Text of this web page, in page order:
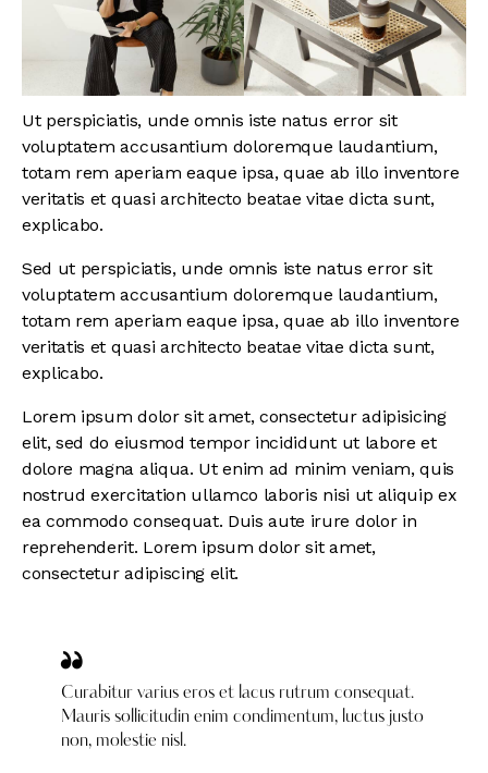
Ut perspiciatis, unde omnis iste natus error sit
voluptatem accusantium doloremque laudantium,
totam rem aperiam eaque ipsa, quae ab illo inventore
veritatis et quasi architecto beatae vitae dicta sunt,
explicabo.
Sed ut perspiciatis, unde omnis iste natus error sit
voluptatem accusantium doloremque laudantium,
totam rem aperiam eaque ipsa, quae ab illo inventore
veritatis et quasi architecto beatae vitae dicta sunt,
explicabo.
Lorem ipsum dolor sit amet, consectetur adipisicing
elit, sed do eiusmod tempor incididunt ut labore et
dolore magna aliqua. Ut enim ad minim veniam, quis
nostrud exercitation ullamco laboris nisi ut aliquip ex
ea commodo consequat. Duis aute irure dolor in
reprehenderit. Lorem ipsum dolor sit amet,
consectetur adipiscing elit.
Curabitur varius eros et lacus rutrum consequat.
Mauris sollicitudin enim condimentum, luctus justo
non, molestie nisl.